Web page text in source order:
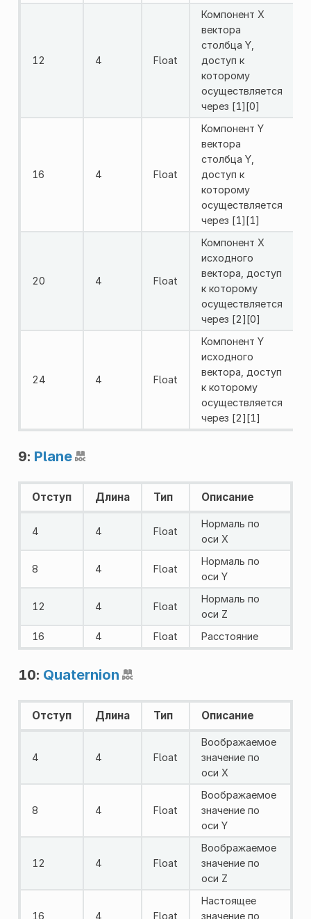
12 4 Float
Компонент X
вектора
столбца Y,
доступ к
которому
осуществляется
через [1][0]
16 4 Float
Компонент Y
вектора
столбца Y,
доступ к
которому
осуществляется
через [1][1]
20 4 Float
Компонент X
исходного
вектора, доступ
к которому
осуществляется
через [2][0]
24 4 Float
Компонент Y
исходного
вектора, доступ
к которому
осуществляется
через [2][1]
9: Plane
Отступ Длина Тип Описание
4 4 Float
Нормаль по
оси X
8 4 Float
Нормаль по
оси Y
12 4 Float
Нормаль по
оси Z
16
4 Float Расстояние
10: Quaternion
Отступ Длина Тип Описание
4 4 Float
Воображаемое
значение по
оси X
8 4 Float
Воображаемое
значение по
оси Y
12 4 Float
Воображаемое
значение по
оси Z
16 4 Float
Настоящее
значение по